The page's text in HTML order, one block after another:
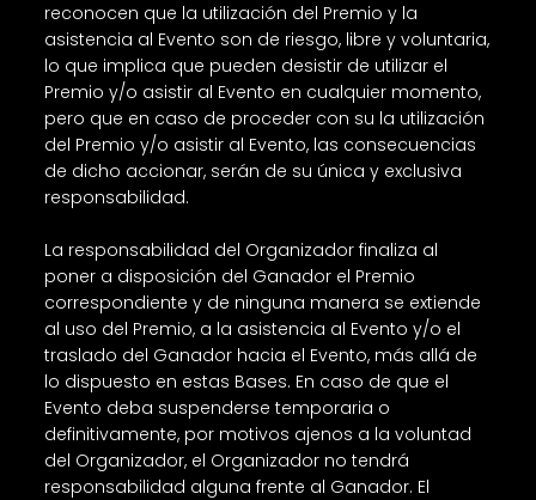
reconocen que la utilización del Premio y la
asistencia al Evento son de riesgo, libre y voluntaria,
lo que implica que pueden desistir de utilizar el
Premio y/o asistir al Evento en cualquier momento,
pero que en caso de proceder con su la utilización
del Premio y/o asistir al Evento, las consecuencias
de dicho accionar, serán de su única y exclusiva
responsabilidad.
La responsabilidad del Organizador finaliza al
poner a disposición del Ganador el Premio
correspondiente y de ninguna manera se extiende
al uso del Premio, a la asistencia al Evento y/o el
traslado del Ganador hacia el Evento, más allá de
lo dispuesto en estas Bases. En caso de que el
Evento deba suspenderse temporaria o
definitivamente, por motivos ajenos a la voluntad
del Organizador, el Organizador no tendrá
responsabilidad alguna frente al Ganador. El